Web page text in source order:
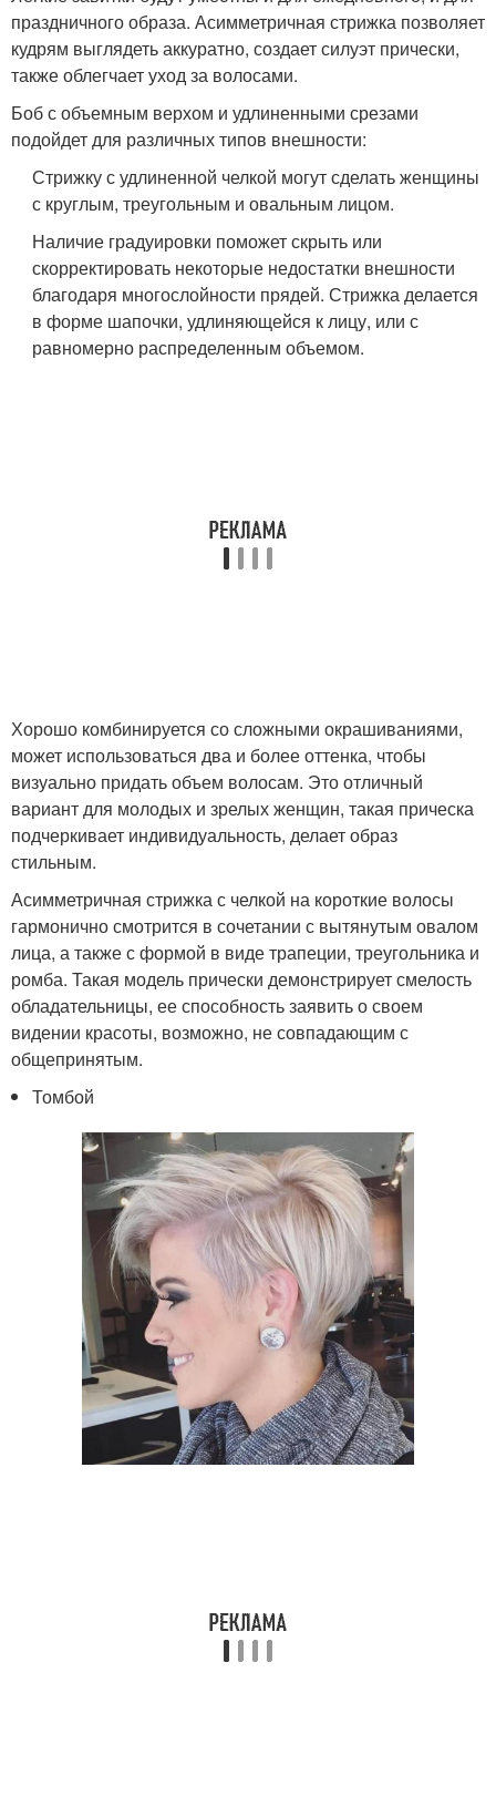
праздничного образа. Асимметричная стрижка позволяет
кудрям выглядеть аккуратно, создает силуэт прически,
также облегчает уход за волосами.
Боб с объемным верхом и удлиненными срезами
подойдет для различных типов внешности:
Стрижку с удлиненной челкой могут сделать женщины
с круглым, треугольным и овальным лицом.
Наличие градуировки поможет скрыть или
скорректировать некоторые недостатки внешности
благодаря многослойности прядей. Стрижка делается
в форме шапочки, удлиняющейся к лицу, или с
равномерно распределенным объемом.
Хорошо комбинируется со сложными окрашиваниями,
может использоваться два и более оттенка, чтобы
визуально придать объем волосам. Это отличный
вариант для молодых и зрелых женщин, такая прическа
подчеркивает индивидуальность, делает образ
стильным.
Асимметричная стрижка с челкой на короткие волосы
гармонично смотрится в сочетании с вытянутым овалом
лица, а также с формой в виде трапеции, треугольника и
ромба. Такая модель прически демонстрирует смелость
обладательницы, ее способность заявить о своем
видении красоты, возможно, не совпадающим с
общепринятым.
Томбой